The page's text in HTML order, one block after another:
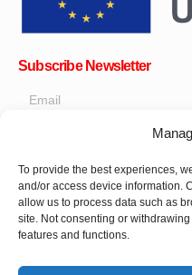
To provide the best experiences,
and/or access device information.
allow us to process data such as
site. Not consenting or
features and functions.
Subscribe Newsletter
Get all the latest information
up for newsletter: